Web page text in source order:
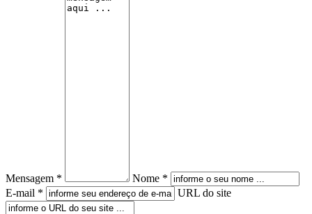
Mensagem *
Nome *
E-mail *
URL do site